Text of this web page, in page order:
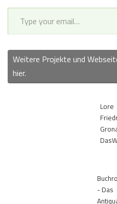
Type your email…
Weitere Projekte und
hier.
Lore
- Das